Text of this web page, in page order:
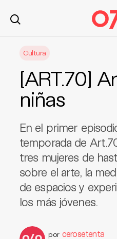
Cultura
[ART.70]
niñas
En el primer
temporada de
tres mujeres de
sobre el arte, la
de espacios y
los más jóvenes.
por cerosetenta